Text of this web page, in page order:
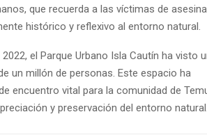
que recuerda a las víctimas de
histórico y reflexivo al entorno natural.
el Parque Urbano Isla Cautín ha visto
un millón de personas. Este espacio ha
encuentro vital para la comunidad de
y preservación del entorno natural.